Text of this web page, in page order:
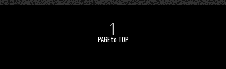
PAGE to TOP